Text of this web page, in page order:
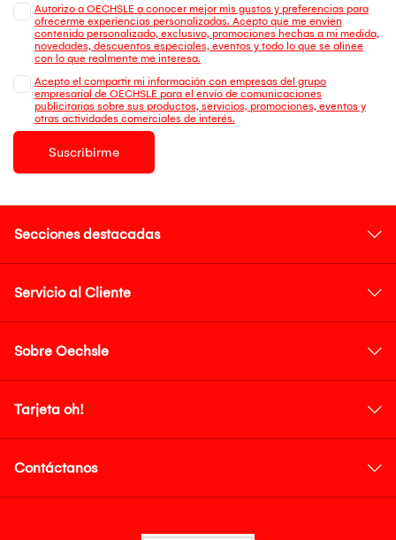
Autorizo a OECHSLE a conocer mejor mis gustos y preferencias para
ofrecerme experiencias personalizadas. Acepto que me envien
contenido personalizado, exclusivo, promociones hechas a mi medida,
novedades, descuentos especiales, eventos y todo lo que se alinee
con lo que realmente me interesa.
Acepto el compartir mi información con empresas del grupo
empresarial de OECHSLE para el envío de comunicaciones
publicitarias sobre sus productos, servicios, promociones, eventos y
otras actividades comerciales de interés.
Suscribirme
Secciones destacadas
Servicio al Cliente
Sobre Oechsle
Tarjeta oh!
Contáctanos